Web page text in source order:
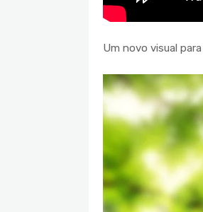
Um novo visual